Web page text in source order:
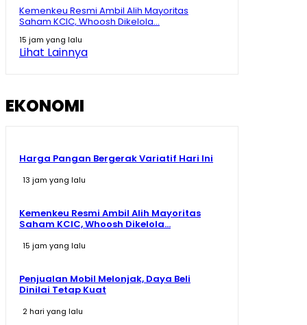
Kemenkeu Resmi Ambil Alih Mayoritas
Saham KCIC, Whoosh Dikelola...
15 jam yang lalu
Lihat Lainnya
EKONOMI
Harga Pangan Bergerak Variatif Hari Ini
13 jam yang lalu
Kemenkeu Resmi Ambil Alih Mayoritas
Saham KCIC, Whoosh Dikelola...
15 jam yang lalu
Penjualan Mobil Melonjak, Daya Beli
Dinilai Tetap Kuat
2 hari yang lalu